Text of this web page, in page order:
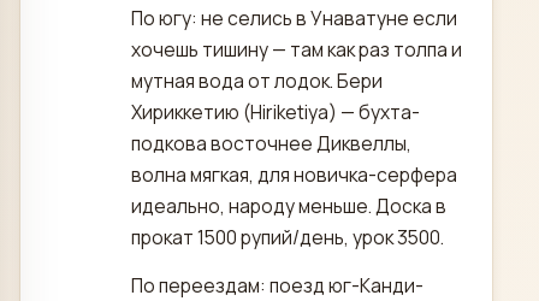
По югу: не селись в Унаватуне если
хочешь тишину — там как раз толпа и
мутная вода от лодок. Бери
Хириккетию (Hiriketiya) — бухта-
подкова восточнее Диквеллы,
волна мягкая, для новичка-серфера
идеально, народу меньше. Доска в
прокат 1500 рупий/день, урок 3500.
По переездам: поезд юг-Канди-